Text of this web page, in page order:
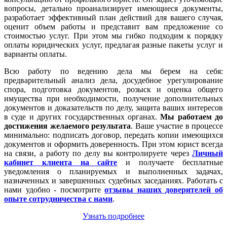
вопросы, детально проанализирует имеющиеся документы,
разработает эффективный план действий для вашего случая,
оценит объем работы и представит вам предложение со
стоимостью услуг. При этом мы гибко подходим к порядку
оплаты юридических услуг, предлагая разные пакеты услуг и
варианты оплаты.
Всю работу по ведению дела мы берем на себя:
предварительный анализ дела, досудебное урегулирование
спора, подготовка документов, розыск и оценка общего
имущества при необходимости, получение дополнительных
документов и доказательств по делу, защита ваших интересов
в суде и других государственных органах.Мы работаем до
достижения желаемого результата. Ваше участие в процессе
минимально: подписать договор, передать копии имеющихся
документов и оформить доверенность. При этом юрист всегда
на связи, а работу по делу вы контролируете через Личный
кабинет клиента на сайте и получаете бесплатные
уведомления о планируемых и выполненных задачах,
назначенных и завершенных судебных заседаниях. Работать с
нами удобно - посмотритеотзывы наших доверителей об
опыте сотрудничества с нами.
Узнать подробнее